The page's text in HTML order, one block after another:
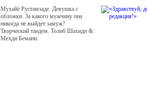
Мухайё Рустамзаде. Девушка с
обложки. За какого мужчину она
никогда не выйдет замуж?
Творческий тандем. Толиб Шахиди &
Мехди Бемани.